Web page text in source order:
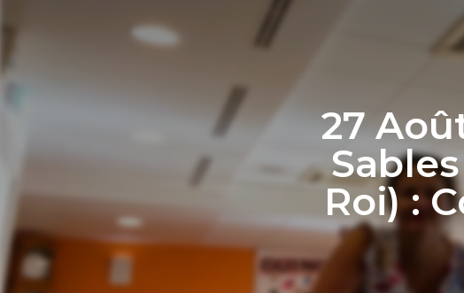
27
Roi) :